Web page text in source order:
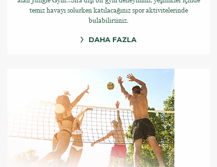
temiz havayı solurken katılacağınız spor aktivitelerinde
bulabilirsiniz.
DAHA FAZLA